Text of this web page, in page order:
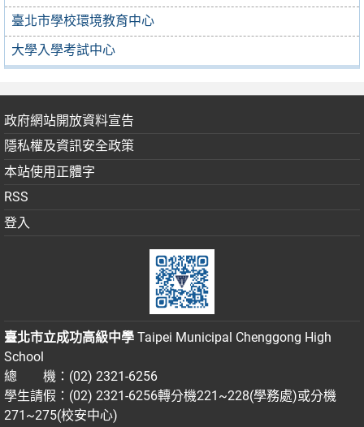
臺北市學校環境教育中心
大學入學考試中心
政府網站開放資料宣告
隱私權及資訊安全政策
本站使用正體字
RSS
登入
臺北市立成功高級中學 Taipei Municipal Chenggong High
School
總 機：(02) 2321-6256
學生請假：(02) 2321-6256轉分機221~228(學務處)或分機
271~275(校安中心)